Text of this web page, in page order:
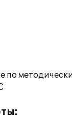
по